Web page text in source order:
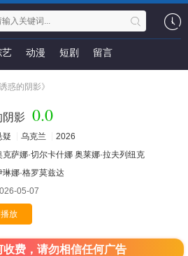
艺 动漫 短剧 留言
诱惑的阴影》
阴影 0.0
疑 乌克兰
2026
克萨娜·切尔卡什娜 奥莱娜·拉夫列纽克
琳娜·格罗莫兹达
05-07
放
收费，请勿相信任何广告